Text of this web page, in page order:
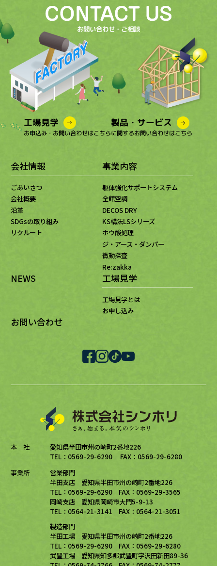
お問い合わせ・ご相談
工場見学
お申込み・お問い合わせはこちら
製品・サービス
に関するお問い合わせはこちら
会社情報
ごあいさつ
会社概要
沿革
SDGsの取り組み
リクルート
事業内容
躯体強化サポートシステム
全館空調
DECOS DRY
KS構法LSシリーズ
ホウ酸処理
ジ・アース・ダンパー
微動探査
Re:zakka
NEWS 工場見学
工場見学とは
お申し込み
お問い合わせ
本 社
愛知県半田市州の崎町2番地226
TEL：0569-29-6290 FAX：0569-29-6280
事業所
営業部門
半田支店 愛知県半田市州の崎町2番地226
TEL：0569-29-6290 FAX：0569-29-3565
岡崎支店 愛知県岡崎市大門5-9-13
TEL：0564-21-3141 FAX：0564-21-3051
製造部門
半田工場 愛知県半田市州の崎町2番地226
TEL：0569-29-6290 FAX：0569-29-6280
武豊工場 愛知県知多郡武豊町字沢田新田89-36